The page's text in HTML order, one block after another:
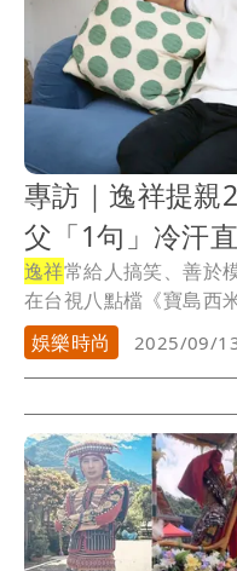
專訪｜逸祥提
父「1句」冷汗
逸祥常給人搞笑、善於
在台視八點檔《寶島西
六婆...
娛樂時尚 2025/09/